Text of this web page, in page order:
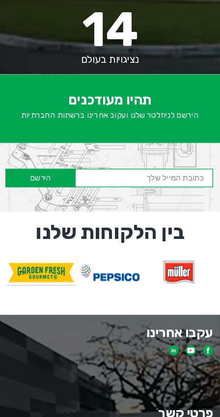
14
נציגויות בעולם
תהיו מעודכנים
הירשם לניוזלטר שלנו ועקוב אחרינו ברשתות החברתיות
הירשם
בין הלקוחות שלנו
עקבו אחרינו
פרטי קשר